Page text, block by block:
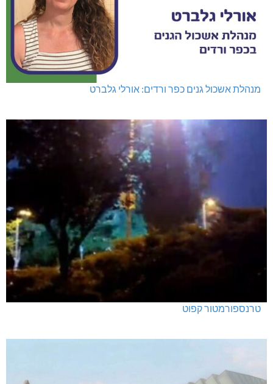
מנהלת אשכול גנים כפר ורדים: אורלי גלברט
טרנספורמטור קפוט